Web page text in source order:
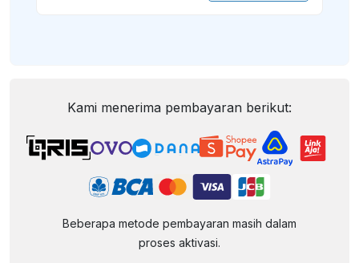
Kami menerima pembayaran berikut:
Beberapa metode pembayaran masih dalam
proses aktivasi.